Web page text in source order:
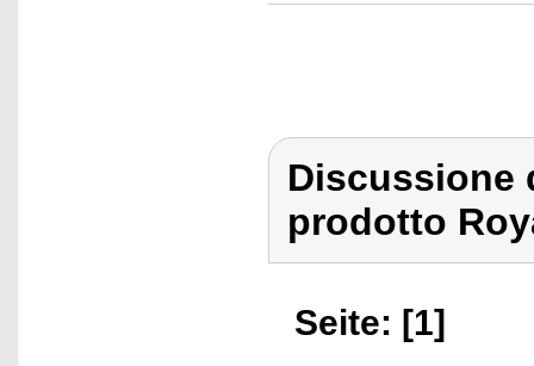
Discussione
prodotto
Seite: [1]